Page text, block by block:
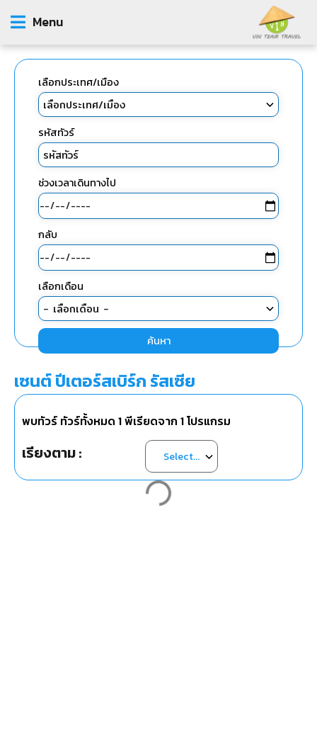
Menu
เลือกประเทศ/เมือง
รหัสทัวร์
ช่วงเวลาเดินทางไป
กลับ
เลือกเดือน
ค้นหา
เซนต์ ปีเตอร์สเบิร์ก รัสเซีย
พบทัวร์ ทัวร์ทั้งหมด 1พีเรียดจาก 1โปรแกรม
เรียงตาม :